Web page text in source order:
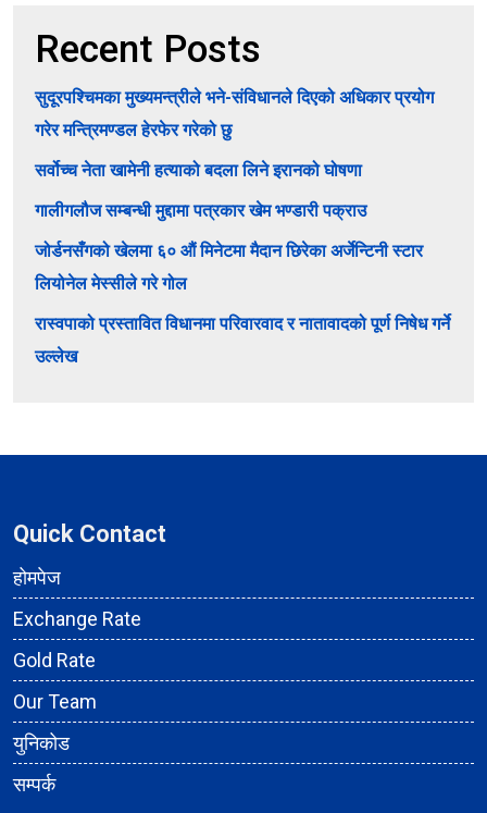
Recent Posts
सुदूरपश्चिमका मुख्यमन्त्रीले भने-संविधानले दिएको अधिकार प्रयोग
गरेर मन्त्रिमण्डल हेरफेर गरेको छु
सर्वोच्च नेता खामेनी हत्याको बदला लिने इरानको घोषणा
गालीगलौज सम्बन्धी मुद्दामा पत्रकार खेम भण्डारी पक्राउ
जोर्डनसँगको खेलमा ६० औं मिनेटमा मैदान छिरेका अर्जेन्टिनी स्टार
लियोनेल मेस्सीले गरे गोल
रास्वपाको प्रस्तावित विधानमा परिवारवाद र नातावादको पूर्ण निषेध गर्ने
उल्लेख
Quick Contact
होमपेज
Exchange Rate
Gold Rate
Our Team
युनिकोड
सम्पर्क